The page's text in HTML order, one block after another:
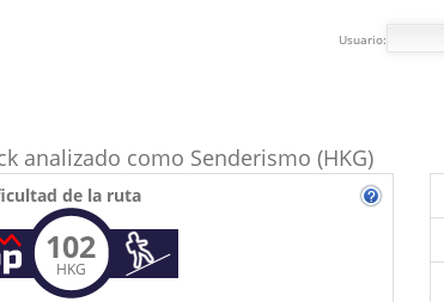
Usuario:
analizado como Senderismo (HKG)
de la ruta
102
HKG